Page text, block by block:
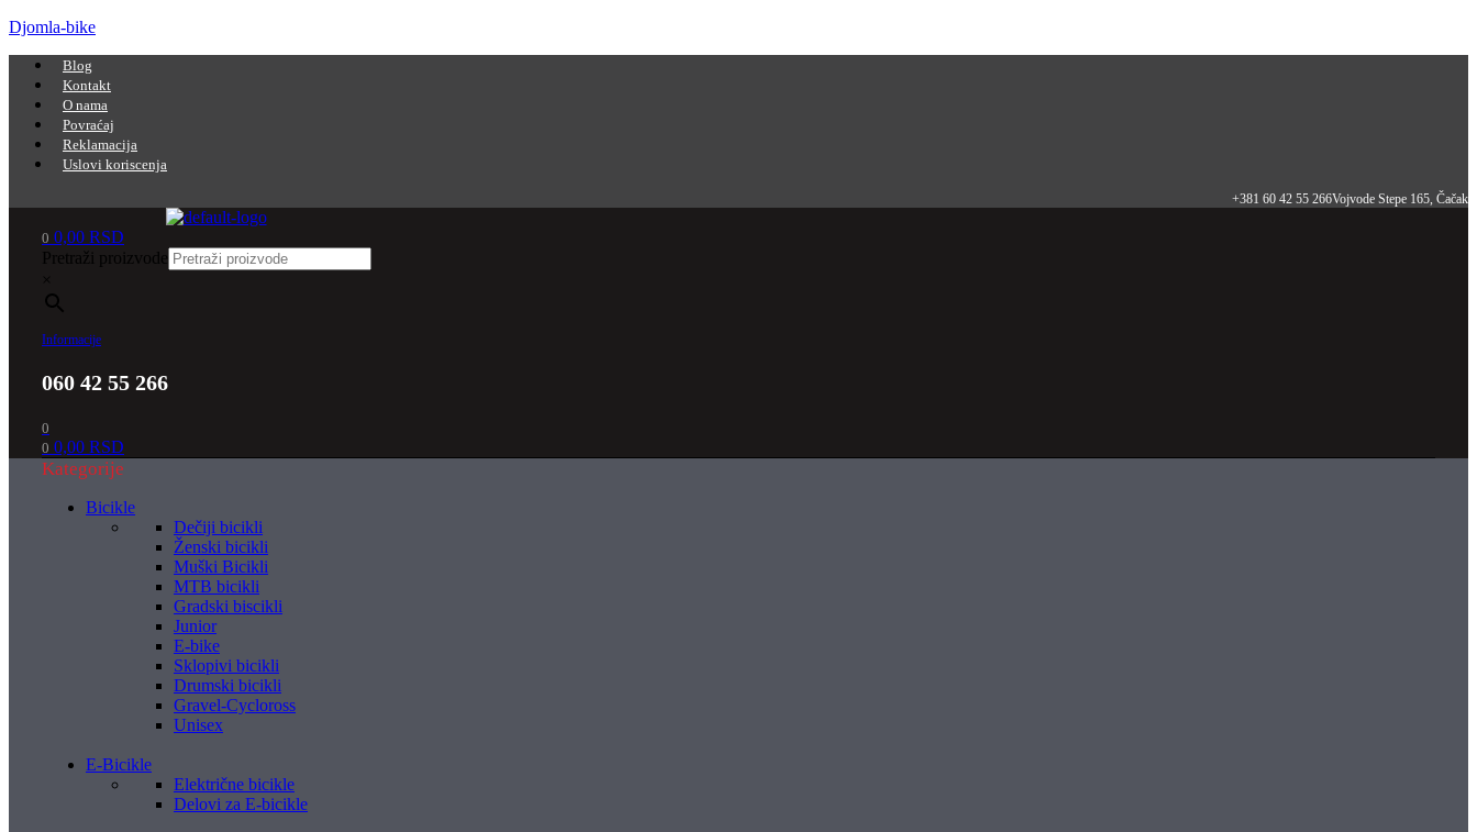
Djomla-bike
Menu
Blog
Kontakt
O nama
Povraćaj
Reklamacija
Uslovi koriscenja
+381 60 42 55 266Vojvode Stepe 165, Čačak
0 0,00 RSD
Pretraži proizvode
×
Informacije
060 42 55 266
0
0 0,00 RSD
Kategorije
Bicikle
Dečiji bicikli
Ženski bicikli
Muški Bicikli
MTB bicikli
Gradski biscikli
Junior
E-bike
Sklopivi bicikli
Drumski bicikli
Gravel-Cycloross
Unisex
E-Bicikle
Električne bicikle
Delovi za E-bicikle